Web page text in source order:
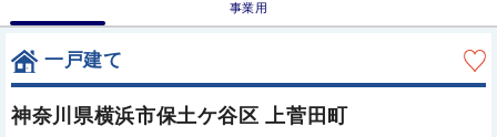
用
一戸建て
神奈川県横浜市保土ケ谷区 上菅田町